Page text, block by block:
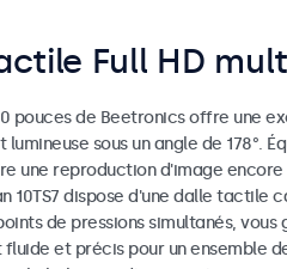
Full HD
pouces de Beetronics offre une
sous un angle de 178°.
une reproduction d'image
10TS7 dispose d'une dalle tactile
de pressions simultanés, vous
et précis pour un ensemble